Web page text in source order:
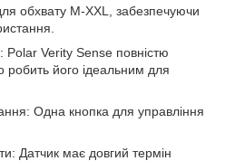
обхвату M-XXL, забезпечуючи
Polar Verity Sense повністю
його ідеальним для
Одна кнопка для управління
Датчик має довгий термін